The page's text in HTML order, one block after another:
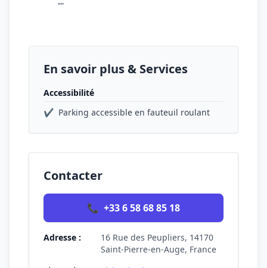
""
En savoir plus & Services
Accessibilité
✔ Parking accessible en fauteuil roulant
Contacter
📞 +33 6 58 68 85 18
Adresse :
16 Rue des Peupliers, 14170
Saint-Pierre-en-Auge, France